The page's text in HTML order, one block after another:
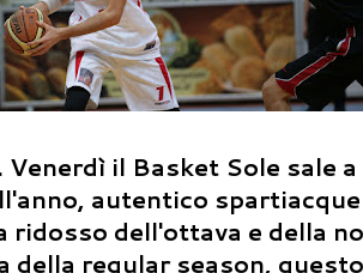
Venerdì il Basket Sole sale
autentico
dell'ottava e della
della regular season,